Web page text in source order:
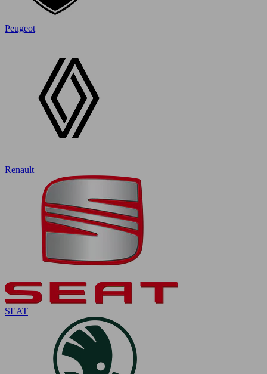
Peugeot
Renault
SEAT